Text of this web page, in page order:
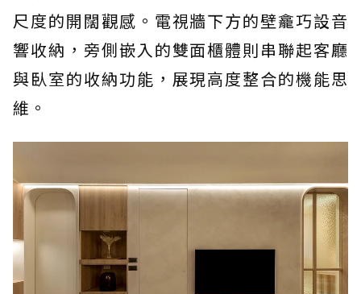
尺度的開闊觀感。電視牆下方的壁龕巧設音
響收納，旁側嵌入的雙面櫃體則串聯起客廳
與臥室的收納功能，展現高度整合的機能思
維。